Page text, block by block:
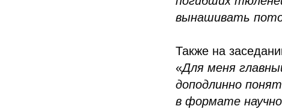
вынашивать
Также на
«Для меня
доподлинно
в формате